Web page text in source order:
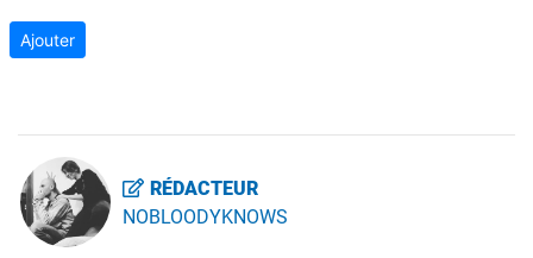
RÉDACTEUR
NOBLOODYKNOWS
Ajouter